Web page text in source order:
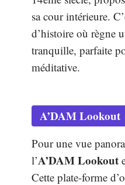
sa cour intérieure.
d’histoire où règne
tranquille, parfaite
méditative.
A’DAM Lookout
Pour une vue
l’A’DAM Lookout
Cette plate-forme